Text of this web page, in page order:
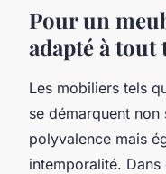
Pour un
adapté à
Les mobiliers tels
se démarquent
polyvalence mais
intemporalité. Dans